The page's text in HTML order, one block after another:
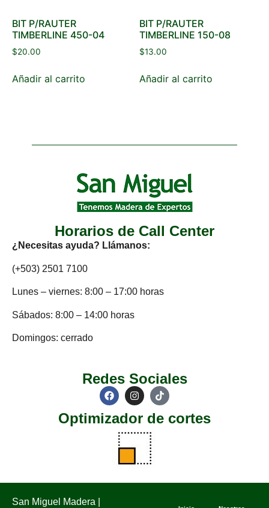
BIT P/RAUTER
TIMBERLINE 450-04
$20.00
Añadir al carrito
BIT P/RAUTER
TIMBERLINE 150-08
$13.00
Añadir al carrito
Horarios de Call Center
¿Necesitas ayuda? Llámanos:
(+503) 2501 7100
Lunes – viernes: 8:00 – 17:00 horas
Sábados: 8:00 – 14:00 horas
Domingos: cerrado
Redes Sociales
Optimizador de cortes
San Miguel Madera |